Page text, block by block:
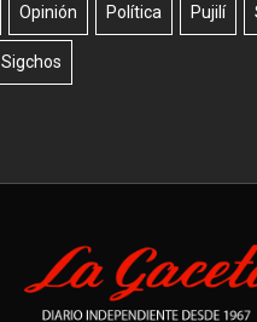
Opinión Política Pujilí
Sigchos